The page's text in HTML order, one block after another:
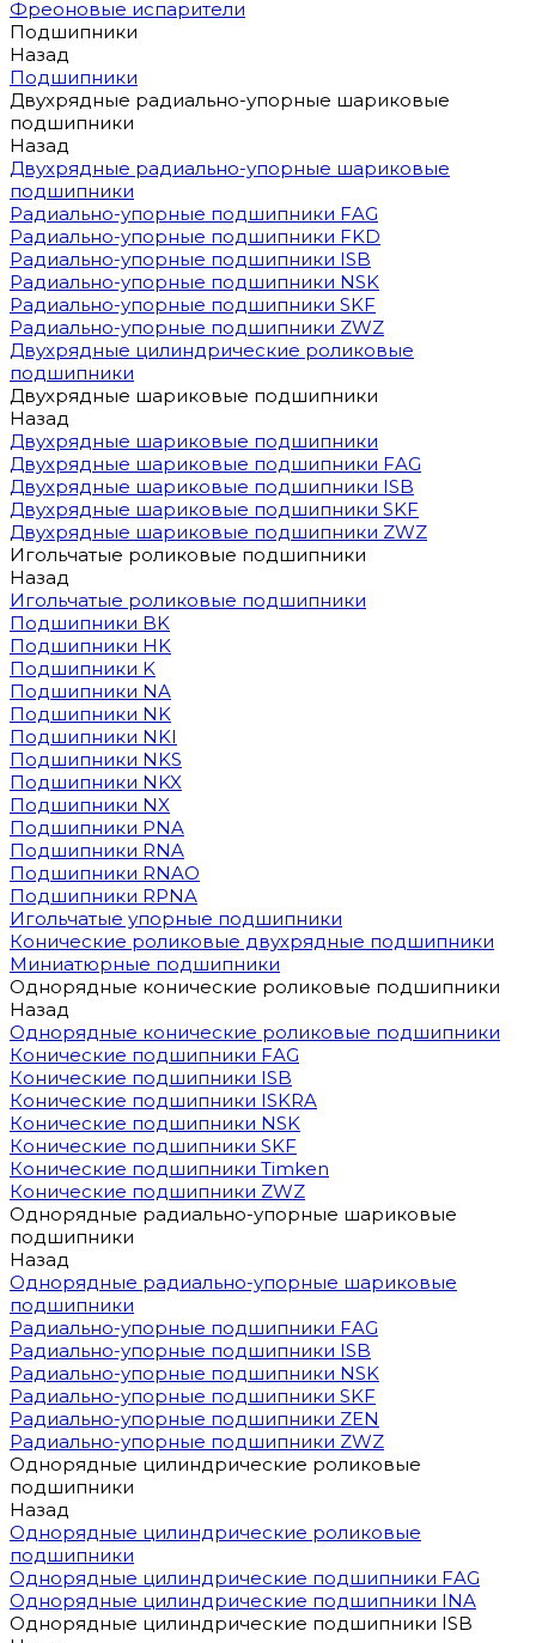
Фреоновые испарители
Подшипники
Назад
Подшипники
Двухрядные радиально-упорные шариковые
подшипники
Назад
Двухрядные радиально-упорные шариковые
подшипники
Радиально-упорные подшипники FAG
Радиально-упорные подшипники FKD
Радиально-упорные подшипники ISB
Радиально-упорные подшипники NSK
Радиально-упорные подшипники SKF
Радиально-упорные подшипники ZWZ
Двухрядные цилиндрические роликовые
подшипники
Двухрядные шариковые подшипники
Назад
Двухрядные шариковые подшипники
Двухрядные шариковые подшипники FAG
Двухрядные шариковые подшипники ISB
Двухрядные шариковые подшипники SKF
Двухрядные шариковые подшипники ZWZ
Игольчатые роликовые подшипники
Назад
Игольчатые роликовые подшипники
Подшипники BK
Подшипники HK
Подшипники K
Подшипники NA
Подшипники NK
Подшипники NKI
Подшипники NKS
Подшипники NKX
Подшипники NX
Подшипники PNA
Подшипники RNA
Подшипники RNAO
Подшипники RPNA
Игольчатые упорные подшипники
Конические роликовые двухрядные подшипники
Миниатюрные подшипники
Однорядные конические роликовые подшипники
Назад
Однорядные конические роликовые подшипники
Конические подшипники FAG
Конические подшипники ISB
Конические подшипники ISKRA
Конические подшипники NSK
Конические подшипники SKF
Конические подшипники Timken
Конические подшипники ZWZ
Однорядные радиально-упорные шариковые
подшипники
Назад
Однорядные радиально-упорные шариковые
подшипники
Радиально-упорные подшипники FAG
Радиально-упорные подшипники ISB
Радиально-упорные подшипники NSK
Радиально-упорные подшипники SKF
Радиально-упорные подшипники ZEN
Радиально-упорные подшипники ZWZ
Однорядные цилиндрические роликовые
подшипники
Назад
Однорядные цилиндрические роликовые
подшипники
Однорядные цилиндрические подшипники FAG
Однорядные цилиндрические подшипники INA
Однорядные цилиндрические подшипники ISB